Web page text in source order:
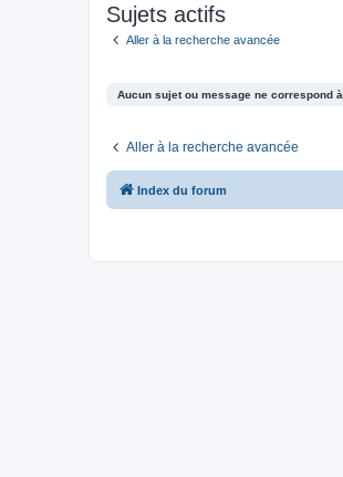
Sujets actifs
Aller à la recherche avancée
Aucun sujet ou message ne correspond
Aller à la recherche avancée
Index du forum